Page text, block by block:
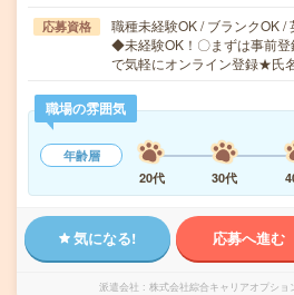
応募資格
職種未経験OK / ブランクOK /
◆未経験OK！〇まずは事前
で気軽にオンライン登録★氏
職場の雰囲気
年齢層
20代
30代
気になる! 応募へ進む
派遣会社 株式会社綜合キャリアオプシ